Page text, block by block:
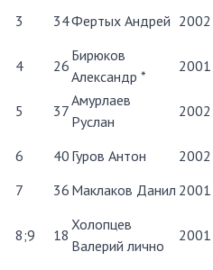
3
34Фертых Андрей 2002
4
26
Бирюков
Александр *
2001
5
37
Амурлаев
Руслан
2002
6
40 Гуров Антон 2002
7
36 Маклаков Данил 2001
8;9 18
Холопцев
Валерий лично
2001